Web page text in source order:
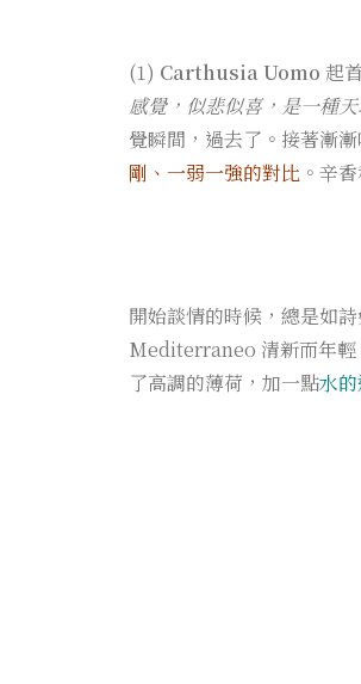
(1) Carthusia Uomo 起
感覺，似悲似喜，是一種
覺瞬間，過去了。接著漸
剛、一弱一強的對比 。辛
開始談情的時候，總是如
Mediterraneo 清新而年輕
了高調的薄荷，加一點水